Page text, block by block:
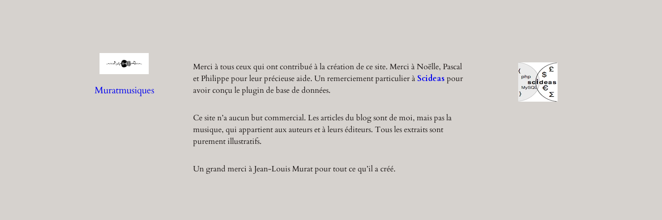
Muratmusiques
Merci à tous ceux qui ont contribué à la création de ce site. Merci à Noëlle, Pascal
et Philippe pour leur précieuse aide. Un remerciement particulier à Scideas pour
avoir conçu le plugin de base de données.
Ce site n’a aucun but commercial. Les articles du blog sont de moi, mais pas la
musique, qui appartient aux auteurs et à leurs éditeurs. Tous les extraits sont
purement illustratifs.
Un grand merci à Jean-Louis Murat pour tout ce qu’il a créé.